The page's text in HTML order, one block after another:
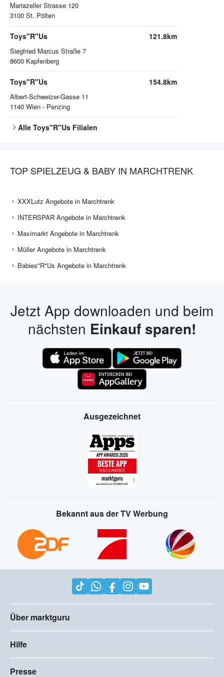
Mariazeller Strasse 120
3100 St. Pölten
Toys"R"Us
Siegfried Marcus Straße 7
8600 Kapfenberg
121.8km
Toys"R"Us
Albert-Schweizer-Gasse 11
1140 Wien - Penzing
154.8km
Alle Toys"R"Us Filialen
TOP SPIELZEUG & BABY IN MARCHTRENK
XXXLutz Angebote in Marchtrenk
INTERSPAR Angebote in Marchtrenk
Maximarkt Angebote in Marchtrenk
Müller Angebote in Marchtrenk
Babies"R"Us Angebote in Marchtrenk
Jetzt App downloaden und beim
nächsten Einkauf sparen!
Ausgezeichnet
Bekannt aus der TV Werbung
Über marktguru
Hilfe
Presse